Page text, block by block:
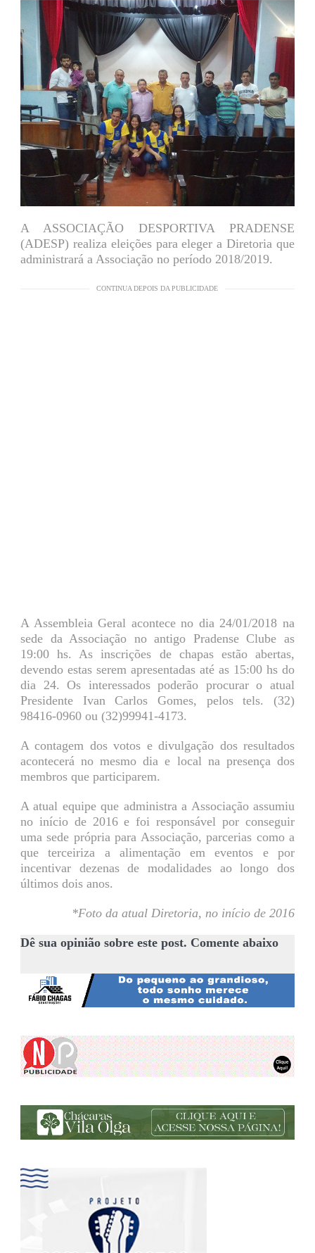
A ASSOCIAÇÃO DESPORTIVA PRADENSE
(ADESP) realiza eleições para eleger a Diretoria que
administrará a Associação no período 2018/2019.
CONTINUA DEPOIS DA PUBLICIDADE
A Assembleia Geral acontece no dia 24/01/2018 na
sede da Associação no antigo Pradense Clube as
19:00 hs. As inscrições de chapas estão abertas,
devendo estas serem apresentadas até as 15:00 hs do
dia 24. Os interessados poderão procurar o atual
Presidente Ivan Carlos Gomes, pelos tels. (32)
98416-0960 ou (32)99941-4173.
A contagem dos votos e divulgação dos resultados
acontecerá no mesmo dia e local na presença dos
membros que participarem.
A atual equipe que administra a Associação assumiu
no início de 2016 e foi responsável por conseguir
uma sede própria para Associação, parcerias como a
que terceiriza a alimentação em eventos e por
incentivar dezenas de modalidades ao longo dos
últimos dois anos.
*Foto da atual Diretoria, no início de 2016
Dê sua opinião sobre este post. Comente abaixo